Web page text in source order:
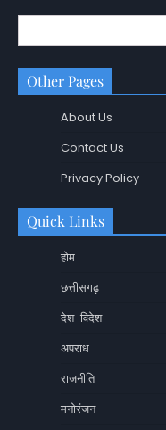
Other Pages
About Us
Contact Us
Privacy Policy
Quick Links
होम
छत्तीसगढ़
देश-विदेश
अपराध
राजनीति
मनोरंजन